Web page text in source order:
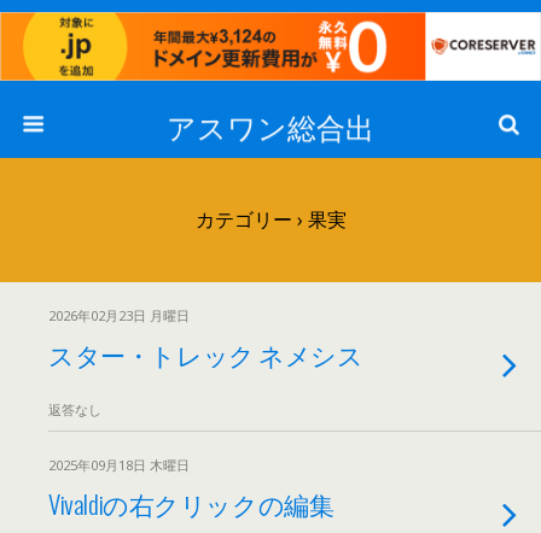
アスワン総合出
カテゴリー › 果実
2026年02月23日 月曜日
スター・トレック ネメシス
返答なし
2025年09月18日 木曜日
Vivaldiの右クリックの編集